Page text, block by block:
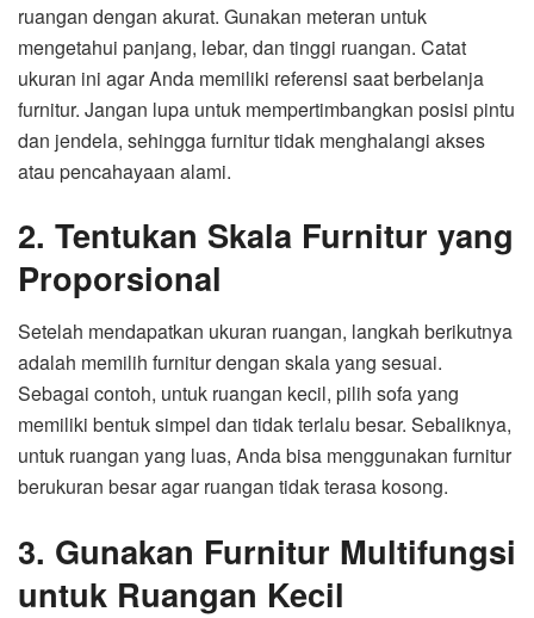
ruangan dengan akurat. Gunakan meteran untuk
mengetahui panjang, lebar, dan tinggi ruangan. Catat
ukuran ini agar Anda memiliki referensi saat berbelanja
furnitur. Jangan lupa untuk mempertimbangkan posisi pintu
dan jendela, sehingga furnitur tidak menghalangi akses
atau pencahayaan alami.
2. Tentukan Skala Furnitur yang
Proporsional
Setelah mendapatkan ukuran ruangan, langkah berikutnya
adalah memilih furnitur dengan skala yang sesuai.
Sebagai contoh, untuk ruangan kecil, pilih sofa yang
memiliki bentuk simpel dan tidak terlalu besar. Sebaliknya,
untuk ruangan yang luas, Anda bisa menggunakan furnitur
berukuran besar agar ruangan tidak terasa kosong.
3. Gunakan Furnitur Multifungsi
untuk Ruangan Kecil